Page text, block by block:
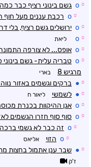
☼
o גשם בינוני רציף כבר
☼
o רכבת עננים מעל חוף
☼
o ירושלים גשם רציף, בלי
☼
o ליאת
☼
o אופס... לא צורפה
☼
o
מרגיש 8
בארי
☼
● ברקים וגשמים באזור
☼
● לשמשי ליאור ח
☼
o אגן ההיקוות בכנרת
☼
o סוף סוף חזרו הגשמים
☼
o זה כבר לא גשמי ברכה
☼
o הזוי אליאס
☼
● שבר ענן אתמול בחצות
ז'ק